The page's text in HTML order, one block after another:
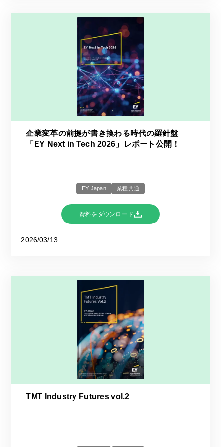
企業変革の前提が書き換わる時代の羅針盤
「EY Next in Tech 2026」レポート公開！
EY Japan 業種共通
資料をダウンロード
2026/03/13
TMT Industry Futures vol.2